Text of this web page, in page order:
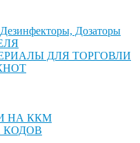
Дозаторы
ДЛЯ ТОРГОВЛИ
НА ККМ
КОДОВ